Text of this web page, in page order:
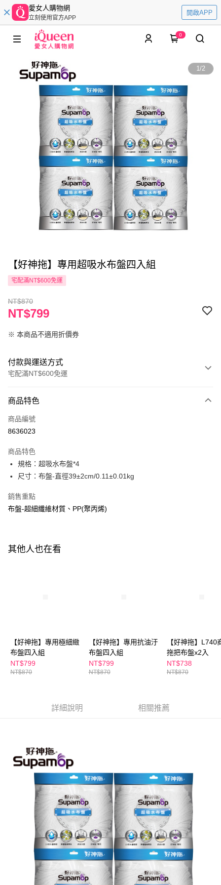
愛女人購物網
立刻使用官方APP
開啟APP
0
1/2
【好神拖】專用超吸水布盤四入組
宅配滿NT$600免運
NT$870
NT$799
※ 本商品不適用折價券
付款與運送方式
宅配滿NT$600免運
信用卡一次付款
LINE Pay
街口支付
悠遊付
Google Pay
相關說明
結帳頁面，進行簡訊認證並確認金額後，即可完成結帳。
２．訂單成立數日內，您將收到繳費通知簡訊。
３．收到繳費通知簡訊後14天內，點擊此簡訊中的連結，可透過四大超商／
ATM／網路銀行／等多元方式進行付款，方視為交易完成。
※ 請注意：結帳手續完成當下不需立刻繳費，但若您需要取消訂單，請聯絡
是否繳費成功／繳費後需取消欲退款等相關疑問，請聯繫「AFTEE先享後付
易，需依本服務之必要範圍內提供個人資料，並將交易相關給付款項請求債
權轉讓予恩沛科技股份有限公司。
２．關於個人資料處理事宜，請瀏覽以下網址：
https://aftee.tw/terms/#terms3
３．未成年的使用者請事先徵得法定代理人或監護人之同意方可使用
「AFTEE先享後付」，若未經同意申辦者引起之損失，本公司不負相關責
４．使用「AFTEE先享後付」時，將依據個別帳號之用戶狀況，依本公司即
時審查核予不同之上限額度；若仍有額度不足之情形，本公司將視審查結果
請求用戶進行身份認證。
５．嚴禁一人註冊多個帳號或使用他人資訊註冊。若發現惡意使用之情形，
恩沛科技股份有限公司將有權停止該用戶之使用額度並採取法律行動。
離島配送
每筆NT$150，滿NT$1,500(含以上)免運費
商品特色
商品編號
8636023
商品特色
規格：超吸水布盤*4
尺寸：布盤-直徑39±2cm/0.11±0.01kg
銷售重點
布盤-超細纖維材質、PP(聚丙烯)
其他人也在看
【好神拖】專用極細緻
布盤四入組
NT$799
NT$870
【好神拖】專用抗油汙
布盤四入組
NT$799
NT$870
【好神拖】L740
拖把布盤x2入
NT$738
NT$870
詳細說明 相關推薦